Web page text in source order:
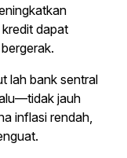
dapat
lah bank sentral
jauh
inflasi rendah,